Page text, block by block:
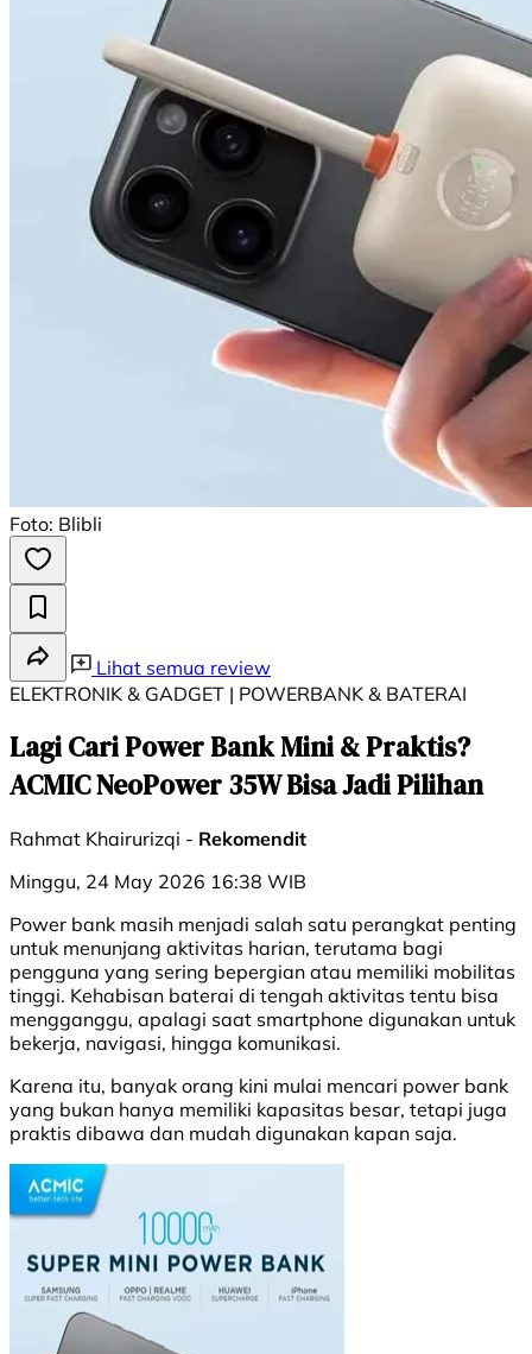
Foto: Blibli
Lihat semua review
ELEKTRONIK & GADGET | POWERBANK & BATERAI
Lagi Cari Power Bank Mini & Praktis?
ACMIC NeoPower 35W Bisa Jadi Pilihan
Rahmat Khairurizqi - Rekomendit
Minggu, 24 May 2026 16:38 WIB
Power bank masih menjadi salah satu perangkat penting
untuk menunjang aktivitas harian, terutama bagi
pengguna yang sering bepergian atau memiliki mobilitas
tinggi. Kehabisan baterai di tengah aktivitas tentu bisa
mengganggu, apalagi saat smartphone digunakan untuk
bekerja, navigasi, hingga komunikasi.
Karena itu, banyak orang kini mulai mencari power bank
yang bukan hanya memiliki kapasitas besar, tetapi juga
praktis dibawa dan mudah digunakan kapan saja.